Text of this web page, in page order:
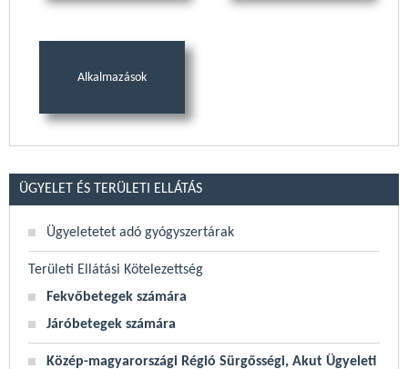
Alkalmazások
ÜGYELET ÉS TERÜLETI ELLÁTÁS
Ügyeletetet adó gyógyszertárak
Területi Ellátási Kötelezettség
Fekvőbetegek számára
Járóbetegek számára
Közép-magyarországi Régió Sürgősségi, Akut Ügyeleti